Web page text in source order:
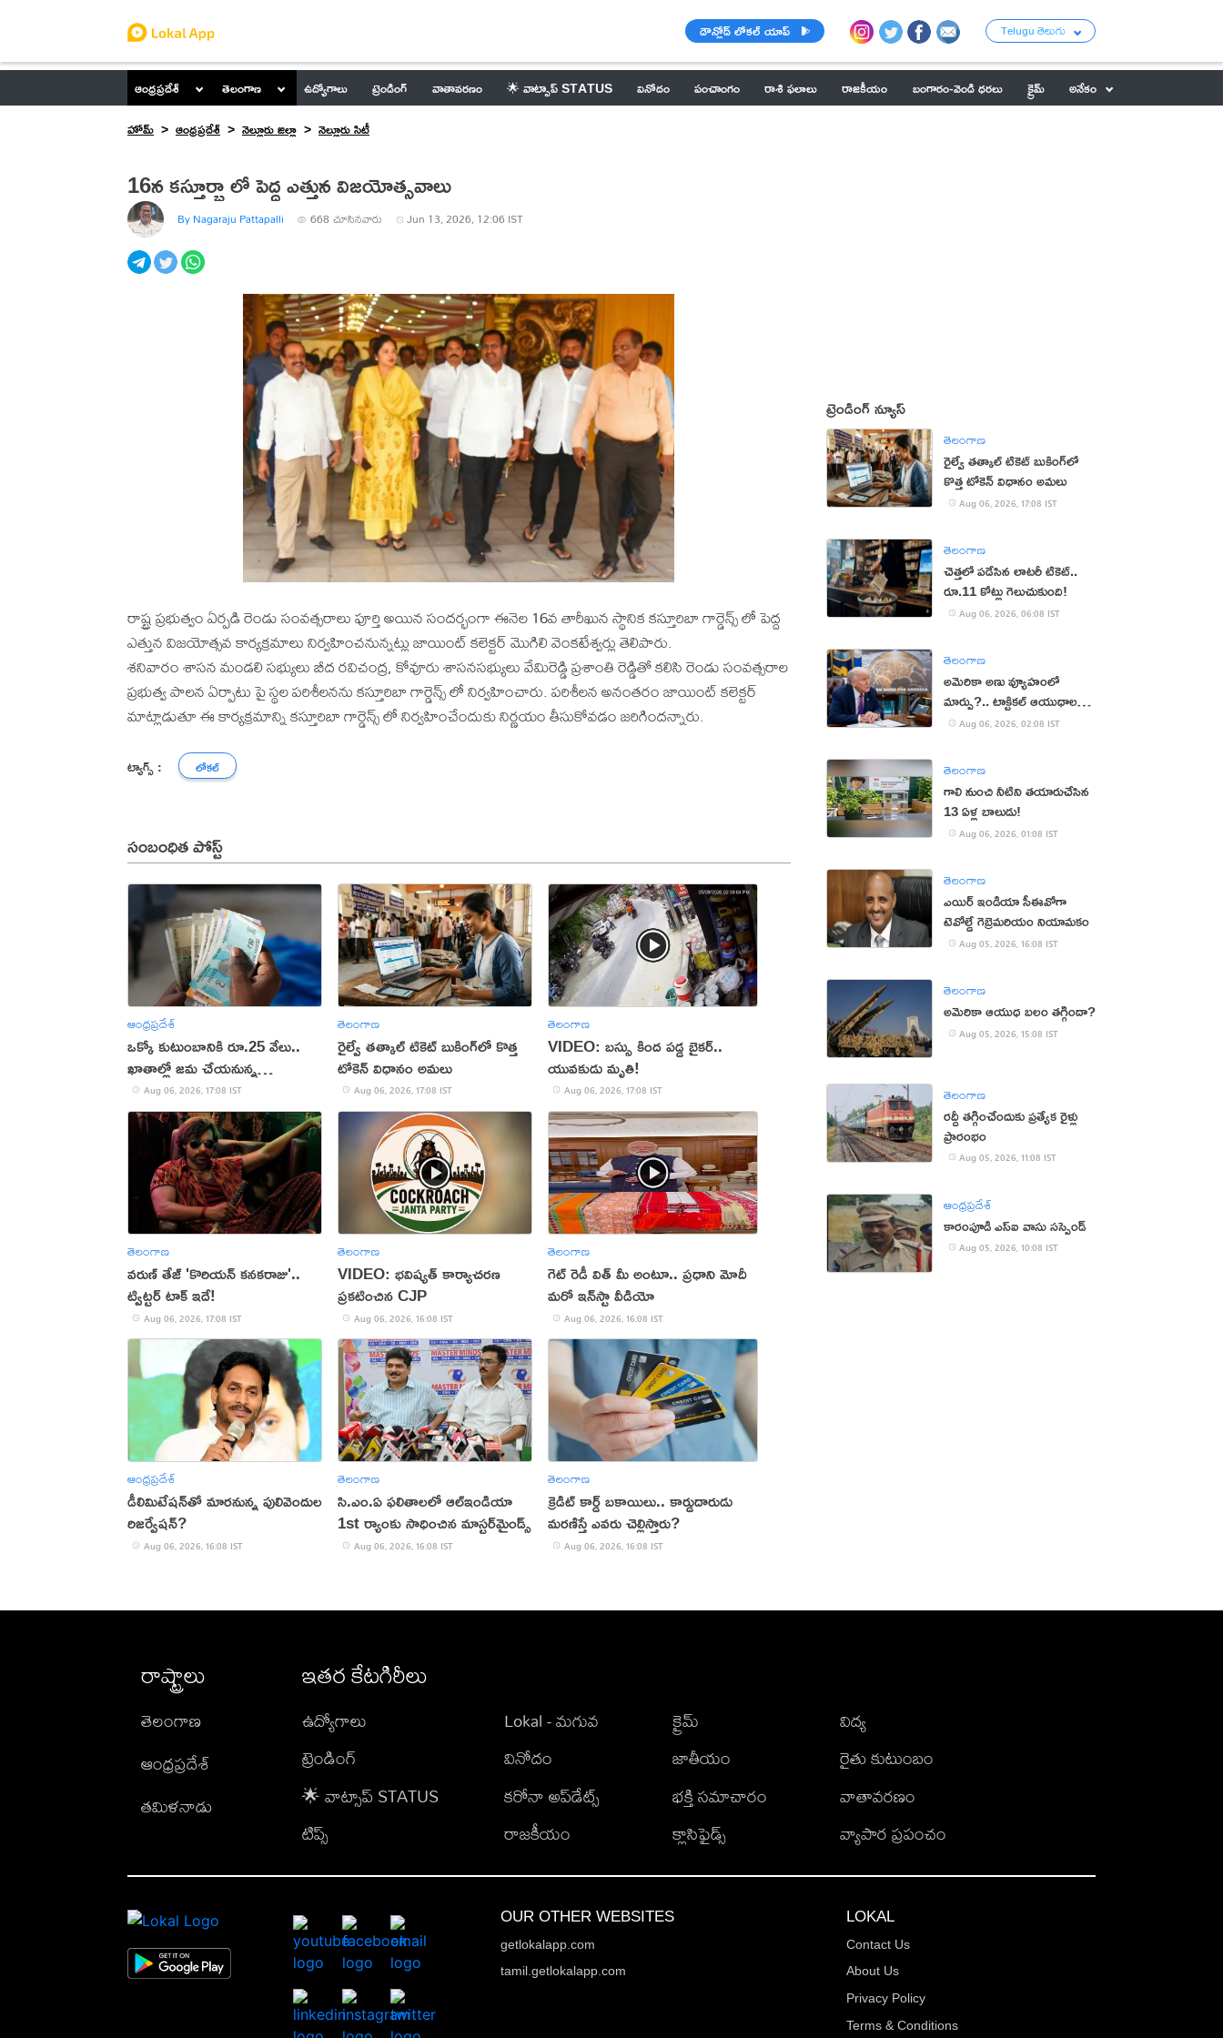
డౌన్లోడ్ లోకల్ యాప్ Telugu తెలుగు
ఆంధ్రప్రదేశ్ తెలంగాణ ఉద్యోగాలు ట్రెండింగ్ వాతావరణం 🌟 వాట్సాప్ STATUS వినోదం పంచాంగం రాశి ఫలాలు రాజకీయం బంగారం-వెండి ధరలు క్రైమ్
అనేకం
హోమ్
ఆంధ్రప్రదేశ్ నెల్లూరు జిల్లా నెల్లూరు సిటీ
16న కస్తూర్బా లో పెద్ద ఎత్తున విజయోత్సవాలు
By Nagaraju Pattapalli 668 చూసినవారు Jun 13, 2026, 12:06 IST
రాష్ట్ర ప్రభుత్వం ఏర్పడి రెండు సంవత్సరాలు పూర్తి అయిన సందర్భంగా ఈనెల 16వ తారీఖున స్థానిక కస్తూరిబా గార్డెన్స్ లో పెద్ద
ఎత్తున విజయోత్సవ కార్యక్రమాలు నిర్వహించనున్నట్లు జాయింట్ కలెక్టర్ మొగిలి వెంకటేశ్వర్లు తెలిపారు.
శనివారం శాసన మండలి సభ్యులు బీద రవిచంద్ర, కోవూరు శాసనసభ్యులు వేమిరెడ్డి ప్రశాంతి రెడ్డితో కలిసి రెండు సంవత్సరాల
ప్రభుత్వ పాలన ఏర్పాటు పై స్థల పరిశీలనను కస్తూరిబా గార్డెన్స్ లో నిర్వహించారు. పరిశీలన అనంతరం జాయింట్ కలెక్టర్
మాట్లాడుతూ ఈ కార్యక్రమాన్ని కస్తూరిబా గార్డెన్స్ లో నిర్వహించేందుకు నిర్ణయం తీసుకోవడం జరిగిందన్నారు.
ట్యాగ్స్ : లోకల్
సంబంధిత పోస్ట్
ఆంధ్రప్రదేశ్
ఒక్కో కుటుంబానికి రూ.25 వేలు..
ఖాతాల్లో జ‌మ చేయ‌నున్న
ప్ర‌భుత్వం..!
Aug 06, 2026, 17:08 IST
తెలంగాణ
రైల్వే తత్కాల్ టికెట్ బుకింగ్‌లో కొత్త
టోకెన్ విధానం అమలు
Aug 06, 2026, 17:08 IST
తెలంగాణ
VIDEO: బస్సు కింద పడ్డ బైకర్..
యువకుడు మృతి!
Aug 06, 2026, 17:08 IST
తెలంగాణ
వరుణ్ తేజ్ 'కొరియన్ కనకరాజు'..
ట్విట్టర్ టాక్ ఇదే!
Aug 06, 2026, 17:08 IST
తెలంగాణ
VIDEO: భవిష్యత్ కార్యాచరణ
ప్రకటించిన CJP
Aug 06, 2026, 16:08 IST
తెలంగాణ
గెట్ రెడీ విత్ మీ అంటూ.. ప్రధాని మోదీ
మరో ఇన్‌స్టా వీడియో
Aug 06, 2026, 16:08 IST
ఆంధ్రప్రదేశ్
డీలిమిటేషన్‌తో మారనున్న పులివెందుల
రిజర్వేషన్?
Aug 06, 2026, 16:08 IST
తెలంగాణ
సి.ఎం.ఏ ఫలితాలలో ఆల్ఇండియా
1st ర్యాంకు సాధించిన మాస్టర్‌మైండ్స్
Aug 06, 2026, 16:08 IST
తెలంగాణ
క్రెడిట్ కార్డ్ బకాయిలు.. కార్డుదారుడు
మరణిస్తే ఎవరు చెల్లిస్తారు?
Aug 06, 2026, 16:08 IST
ట్రెండింగ్ న్యూస్
తెలంగాణ
రైల్వే తత్కాల్ టికెట్ బుకింగ్‌లో
కొత్త టోకెన్ విధానం అమలు
Aug 06, 2026, 17:08 IST
తెలంగాణ
చెత్తలో పడేసిన లాటరీ టికెట్..
రూ.11 కోట్లు గెలుచుకుంది!
Aug 06, 2026, 06:08 IST
తెలంగాణ
అమెరికా అణు వ్యూహంలో
మార్పు?.. టాక్టికల్ ఆయుధాలకు
ప్రాధాన్యం!
Aug 06, 2026, 02:08 IST
తెలంగాణ
గాలి నుంచి నీటిని తయారుచేసిన
13 ఏళ్ల బాలుడు!
Aug 06, 2026, 01:08 IST
తెలంగాణ
ఎయిర్ ఇండియా సీఈవోగా
టెవోల్డే గెబ్రెమరియం నియామకం
Aug 05, 2026, 16:08 IST
తెలంగాణ
అమెరికా ఆయుధ బలం తగ్గిందా?
Aug 05, 2026, 15:08 IST
తెలంగాణ
రద్దీ తగ్గించేందుకు ప్రత్యేక రైళ్లు
ప్రారంభం
Aug 05, 2026, 11:08 IST
ఆంధ్రప్రదేశ్
కారంపూడి ఎస్ఐ వాసు స‌స్పెండ్‌
Aug 05, 2026, 10:08 IST
రాష్ట్రాలు
తెలంగాణ
ఆంధ్రప్రదేశ్
తమిళనాడు
ఇతర కేటగిరీలు
ఉద్యోగాలు
ట్రెండింగ్
🌟 వాట్సాప్ STATUS
టిప్స్
Lokal - మగువ
వినోదం
కరోనా అప్‌డేట్స్
రాజకీయం
క్రైమ్
జాతీయం
భక్తి సమాచారం
క్లాసిఫైడ్స్
విద్య
రైతు కుటుంబం
వాతావరణం
వ్యాపార ప్రపంచం
OUR OTHER WEBSITES
getlokalapp.com
tamil.getlokalapp.com
LOKAL
Contact Us
About Us
Privacy Policy
Terms & Conditions